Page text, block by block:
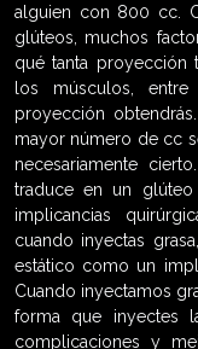
alguien con 800 cc.
glúteos, muchos
qué tanta proyección
los músculos, entre
proyección
mayor número de cc
necesariamente
traduce en un
implicancias
cuando inyectas
estático como un
Cuando inyectamos
forma que inyectes
complicaciones y